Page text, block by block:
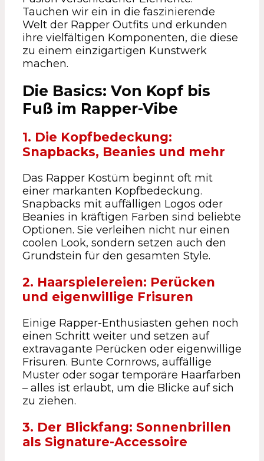
Tauchen wir ein in die faszinierende
Welt der Rapper Outfits und erkunden
ihre vielfältigen Komponenten, die diese
zu einem einzigartigen Kunstwerk
machen.
Die Basics: Von Kopf bis
Fuß im Rapper-Vibe
1. Die Kopfbedeckung:
Snapbacks, Beanies und mehr
Das Rapper Kostüm beginnt oft mit
einer markanten Kopfbedeckung.
Snapbacks mit auffälligen Logos oder
Beanies in kräftigen Farben sind beliebte
Optionen. Sie verleihen nicht nur einen
coolen Look, sondern setzen auch den
Grundstein für den gesamten Style.
2. Haarspielereien: Perücken
und eigenwillige Frisuren
Einige Rapper-Enthusiasten gehen noch
einen Schritt weiter und setzen auf
extravagante Perücken oder eigenwillige
Frisuren. Bunte Cornrows, auffällige
Muster oder sogar temporäre Haarfarben
– alles ist erlaubt, um die Blicke auf sich
zu ziehen.
3. Der Blickfang: Sonnenbrillen
als Signature-Accessoire